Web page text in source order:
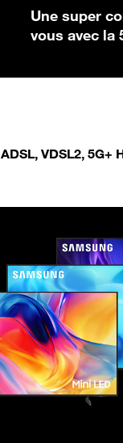
Une super
vous avec la
VDSL2, 5G+